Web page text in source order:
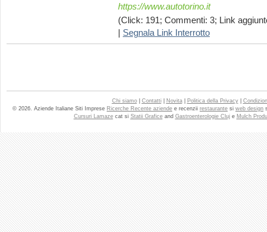
https://www.autotorino.it
(Click: 191; Commenti: 3; Link
Segnala Link Interrotto
Chi siamo| Contatti| Novita| Politica della Privacy|
© 2026. Aziende Italiane Siti Imprese Ricerche Recente aziende e recenzii restaurante si web design
Cursuri Lamazecat si Statii Graficeand Gastroenterologie Cluje Mulch